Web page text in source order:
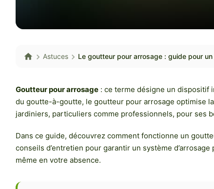
Astuces Le goutteur pour arrosage : guide pour
Goutteur pour arrosage : ce terme désigne un dispositif
du goutte-à-goutte, le goutteur pour arrosage optimise
jardiniers, particuliers comme professionnels, pour ses
Dans ce guide, découvrez comment fonctionne un
conseils d’entretien pour garantir un système
même en votre absence.